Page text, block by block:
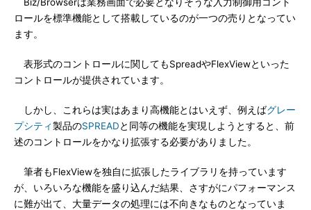
ロールを標準機能として搭載しているのが一つの売りとなってい
ます。
表形式のコントロールに関してもSpreadやFlexViewといった
コントロールが提供されています。
しかし、これらは実はあまり高機能とはいえず、例えばグレー
プシティ製品のSPREADと同等の機能を実現しようとすると、前
述のコントロールをかなり拡張する必要がありました。
筆者もFlexViewを独自に拡張したライブラリを持っています
が、いろいろな機能を盛り込んだ結果、さすがにパフォーマンス
に難が出て、大量データの処理には不向きなものとなっていま